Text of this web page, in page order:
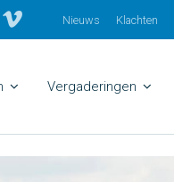
Nieuws Klachten
Vergaderingen